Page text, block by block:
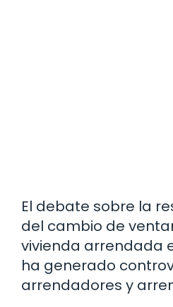
El debate sobre la
del cambio de
vivienda arrendada
ha generado
arrendadores y